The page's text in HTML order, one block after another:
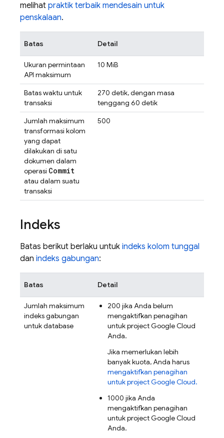
melihat praktik terbaik mendesain untuk
penskalaan.
Batas Detail
Ukuran permintaan
API maksimum
10 MiB
Batas waktu untuk
transaksi
270 detik, dengan masa
tenggang 60 detik
Jumlah maksimum
transformasi kolom
yang dapat
dilakukan di satu
dokumen dalam
operasi Commit
atau dalam suatu
transaksi
500
Indeks
Batas berikut berlaku untuk indeks kolom tunggal
dan indeks gabungan:
Batas Detail
Jumlah maksimum
indeks gabungan
untuk database
200 jika Anda belum
mengaktifkan penagihan
untuk projectGoogle Cloud
Anda.
Jika memerlukan lebih
banyak kuota, Anda harus
mengaktifkan penagihan
untuk projectGoogle Cloud.
1000 jika Anda
mengaktifkan penagihan
untuk projectGoogle Cloud
Anda.